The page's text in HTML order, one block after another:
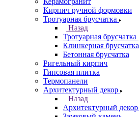
Кирпич ручной формовки
Тротуарная брусчатка
Назад
Тротуарная брусчатка
Клинкерная брусчатка
Бетонная брусчатка
Ригельный кирпич
Гипсовая плитка
Термопанели
Архитектурный декор
Назад
Архитектурный декор